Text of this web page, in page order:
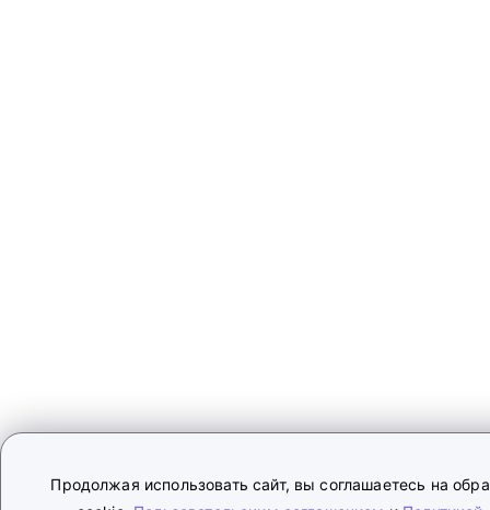
Продолжая использовать сайт, вы соглашаетесь на